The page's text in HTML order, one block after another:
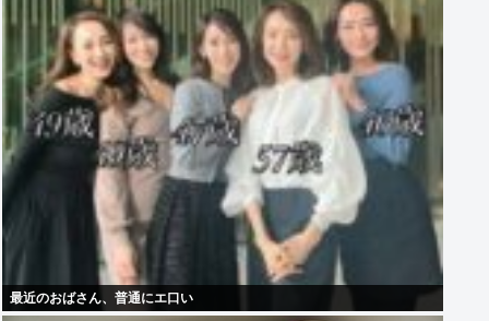
最近のおばさん、普通にエ口い